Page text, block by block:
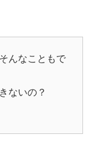
んなこともで
ないの？